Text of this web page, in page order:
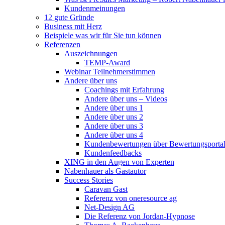
Kundenmeinungen
12 gute Gründe
Business mit Herz
Beispiele was wir für Sie tun können
Referenzen
Auszeichnungen
TEMP-Award
Webinar Teilnehmerstimmen
Andere über uns
Coachings mit Erfahrung
Andere über uns – Videos
Andere über uns 1
Andere über uns 2
Andere über uns 3
Andere über uns 4
Kundenbewertungen über
Kundenfeedbacks
XING in den Augen von Experten
Nabenhauer als Gastautor
Success Stories
Caravan Gast
Referenz von oneresource ag
Net-Design AG
Die Referenz von Jordan-Hypnose